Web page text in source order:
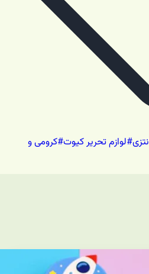
#لوازم تحریر کیوت#کرومی و